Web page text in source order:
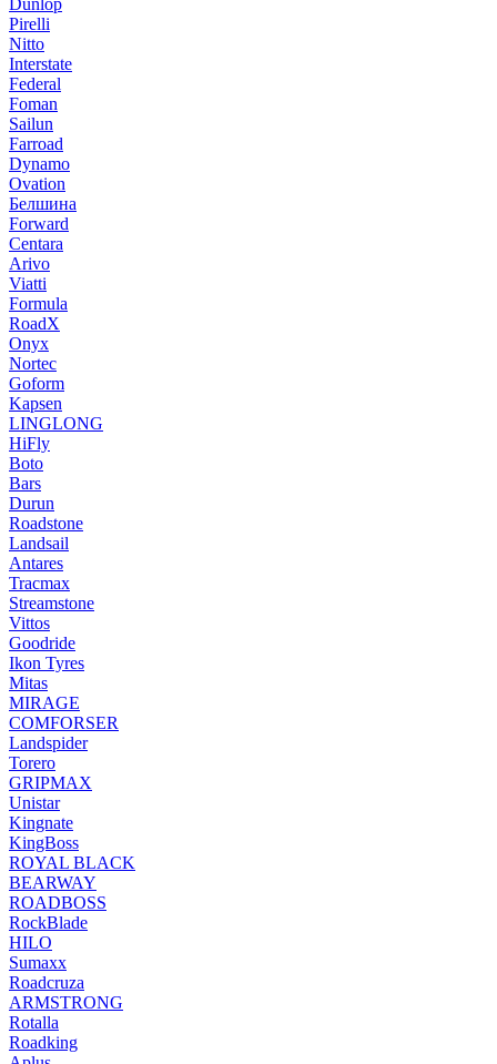
Dunlop
Pirelli
Nitto
Interstate
Federal
Foman
Sailun
Farroad
Dynamo
Ovation
Белшина
Forward
Centara
Arivo
Viatti
Formula
RoadX
Onyx
Nortec
Goform
Kapsen
LINGLONG
HiFly
Boto
Bars
Durun
Roadstone
Landsail
Antares
Tracmax
Streamstone
Vittos
Goodride
Ikon Tyres
Mitas
MIRAGE
COMFORSER
Landspider
Torero
GRIPMAX
Unistar
Kingnate
KingBoss
ROYAL BLACK
BEARWAY
ROADBOSS
RockBlade
HILO
Sumaxx
Roadcruza
ARMSTRONG
Rotalla
Roadking